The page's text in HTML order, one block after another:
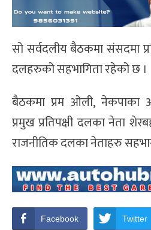
सो सर्वदलीय बैठकमा संसदमा
दलहरुको सहभागिता रहेको छ ।
बैठकमा प्रम ओली, नेकपाका
प्रमुख प्रतिपक्षी दलका नेता
राजनीतिक दलका नेताहरु
Facebook Twitter